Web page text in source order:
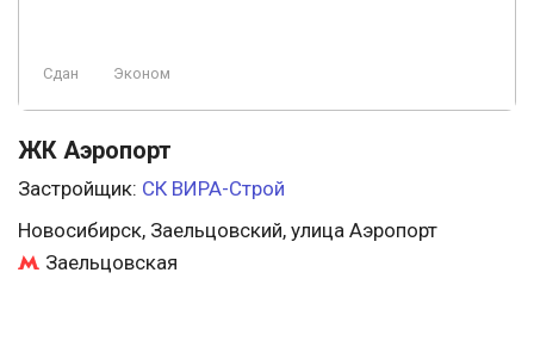
Сдан Эконом
ЖК Аэропорт
Застройщик: СК ВИРА-Строй
Новосибирск, Заельцовский, улица Аэропорт
Заельцовская